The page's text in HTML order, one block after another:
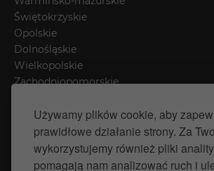
Używamy plików cookie, aby
prawidłowe działanie strony. Za
wykorzystujemy również pliki
pomagają nam analizować ruch i
Świętokrzyskie
Opolskie
Dolnośląskie
Wielkopolskie
Zachodniopomorskie
Mazowieckie
Śląskie